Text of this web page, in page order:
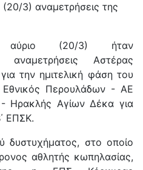
3) αναμετρήσεις της
αύριο (20/3) ήταν
αναμετρήσεις Αστέρας
την ημιτελική φάση του
Εθνικός Περουλάδων - ΑΕ
Ηρακλής Αγίων Δέκα για
ΕΠΣΚ.
δυστυχήματος, στο οποίο
αθλητής κωπηλασίας,